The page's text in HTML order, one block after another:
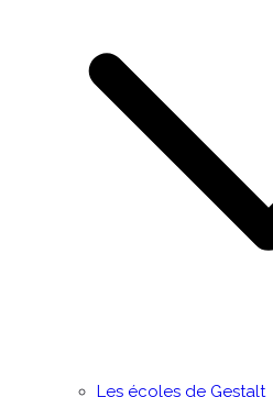
Les écoles de Gestalt